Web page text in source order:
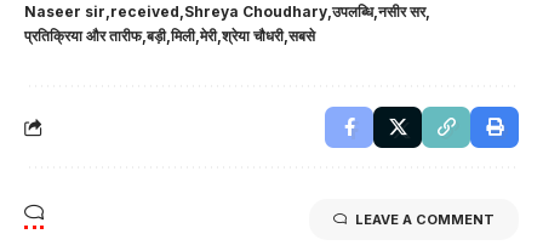
Naseer sir received Shreya Choudhary उपलब्धि नसीर सर
प्रतिक्रिया और तारीफ बड़ी मिली मेरी श्रेया चौधरी सबसे
LEAVE A COMMENT